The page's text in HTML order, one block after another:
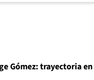
Gómez: trayectoria